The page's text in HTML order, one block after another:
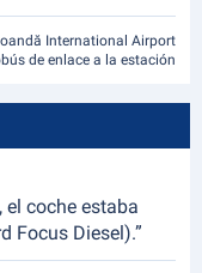
International Airport
de enlace a la estación
el coche estaba
Focus Diesel).”